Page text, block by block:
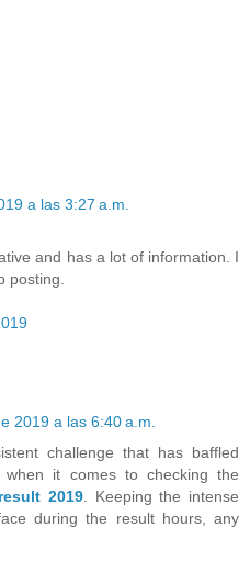
a las 3:27 a.m.
and has a lot of information. I
posting.
2019 a las 6:40 a.m.
challenge that has baffled
when it comes to checking the
2019. Keeping the intense
during the result hours, any